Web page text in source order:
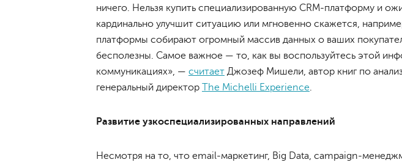
ничего. Нельзя купить специализированную CRM-платформу и
кардинально улучшит ситуацию или мгновенно скажется,
платформы собирают огромный массив данных о ваших
бесполезны. Самое важное — то, как вы воспользуйтесь этой
коммуникациях», — считает Джозеф Мишели, автор книг по
генеральный директор The Michelli Experience
Развитие узкоспециализированных направлений
Несмотря на то, что email-маркетинг, Big Data, campaign-